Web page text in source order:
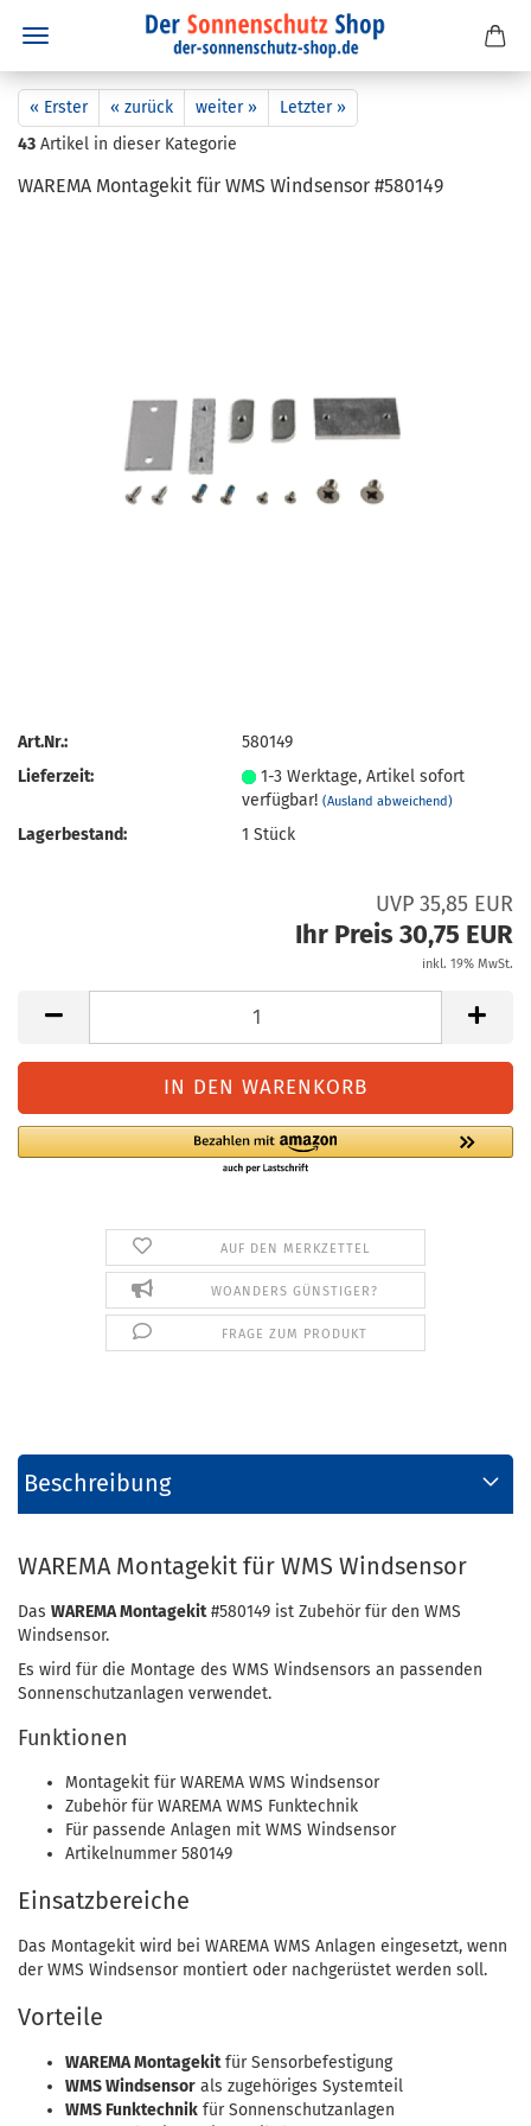
« Erster « zurück weiter »
Letzter »
43 Artikel in dieser Kategorie
WA­RE­MA Mon­ta­ge­kit für WMS Wind­sen­sor #580149
Art.Nr.:
580149
Lieferzeit:
1-3 Werktage, Artikel sofort
verfügbar!(Ausland abweichend)
Lagerbestand: 1Stück
UVP 35,85 EUR
Ihr Preis 30,75 EUR
inkl. 19% MwSt.
AUF DEN MERKZETTEL
WOANDERS GÜNSTIGER?
FRAGE ZUM PRODUKT
Beschreibung
WAREMA Montagekit für WMS Windsensor
Das WAREMA Montagekit#580149 ist Zubehör für den WMS
Windsensor.
Es wird für die Montage des WMS Windsensors an passenden
Sonnenschutzanlagen verwendet.
Funktionen
Montagekit für WAREMA WMS Windsensor
Zubehör für WAREMA WMS Funktechnik
Für passende Anlagen mit WMS Windsensor
Artikelnummer 580149
Einsatzbereiche
Das Montagekit wird bei WAREMA WMS Anlagen eingesetzt, wenn
der WMS Windsensor montiert oder nachgerüstet werden soll.
Vorteile
WAREMA Montagekitfür Sensorbefestigung
WMS Windsensor als zugehöriges Systemteil
WMS Funktechnik für Sonnenschutzanlagen